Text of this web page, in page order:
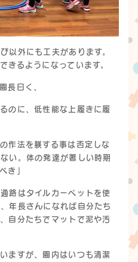
以外にも工夫があります。
きるようになっています。
長曰く、
のに、低性能な上履きに履
作法を躾する事は否定しな
い。体の発達が著しい時期
き」
路はタイルカーペットを使
年長さんになれば自分たち
自分たちでマットで泥や汚
ますが、園内はいつも清潔